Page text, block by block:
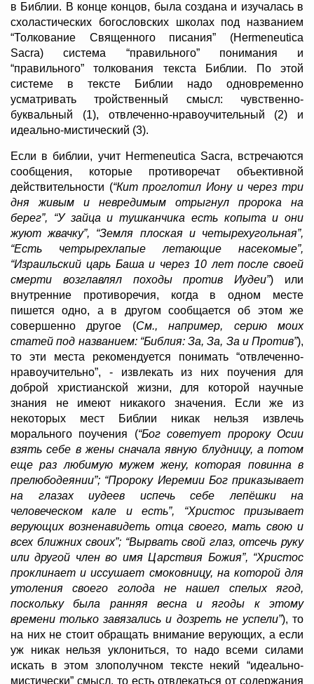
в Библии. В конце концов, была создана и изучалась в
схоластических богословских школах под названием
“Толкование Священного писания” (Hermeneutica
Sacra) система “правильного” понимания и
“правильного” толкования текста Библии. По этой
системе в тексте Библии надо одновременно
усматривать тройственный смысл: чувственно-
буквальный (1), отвлеченно-нравоучительный (2) и
идеально-мистический (3).
Если в библии, учит Hermeneutica Sacra, встречаются
сообщения, которые противоречат объективной
действительности (“Кит проглотил Иону и через три
дня живым и невредимым отрыгнул пророка на
берег”, “У зайца и тушканчика есть копыта и они
жуют жвачку”, “Земля плоская и четырехугольная”,
“Есть четрырехлапые летающие насекомые”,
“Израильский царь Баша и через 10 лет после своей
смерти возглавлял походы против Иудеи”) или
внутренние противоречия, когда в одном месте
пишется одно, а в другом сообщается об этом же
совершенно другое (См., например, серию моих
статей под названием: “Библия: За, За, За и Против”),
то эти места рекомендуется понимать “отвлеченно-
нравоучительно”, - извлекать из них поучения для
доброй христианской жизни, для которой научные
знания не имеют никакого значения. Если же из
некоторых мест Библии никак нельзя извлечь
морального поучения (“Бог советует пророку Осии
взять себе в жены сначала явную блудницу, а потом
еще раз любимую мужем жену, которая повинна в
прелюбодеянии”; “Пророку Иеремии Бог приказывает
на глазах иудеев испечь себе лепёшки на
человеческом кале и есть”, “Христос призывает
верующих возненавидеть отца своего, мать свою и
всех ближних своих”; “Вырвать свой глаз, отсечь руку
или другой член во имя Царствия Божия”, “Христос
проклинает и иссушает смоковницу, на которой для
утоления своего голода не нашел спелых ягод,
поскольку была ранняя весна и ягоды к этому
времени только завязались и дозреть не успели”), то
на них не стоит обращать внимание верующих, а если
уж никак нельзя уклониться, то надо всеми силами
искать в этом злополучном тексте некий “идеально-
мистически” смысл, то есть отвлекаться от содержания